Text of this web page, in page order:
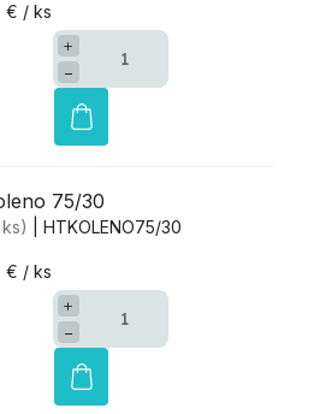
€ / ks
+
−
75/30
| HTKOLENO75/30
€ / ks
+
−